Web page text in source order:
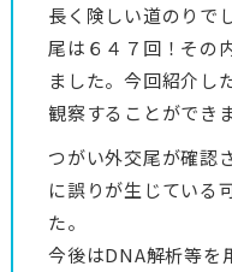
長く険しい道のりで
尾は６４７回！その
ました。今回紹介し
観察することができ
つがい外交尾が確認
に誤りが生じている
た。
今後はDNA解析等を